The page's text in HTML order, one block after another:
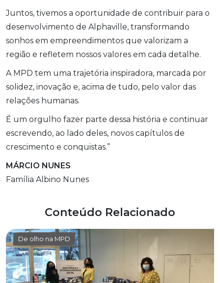
Juntos, tivemos a oportunidade de contribuir para o
desenvolvimento de Alphaville, transformando
sonhos em empreendimentos que valorizam a
região e refletem nossos valores em cada detalhe.
A MPD tem uma trajetória inspiradora, marcada por
solidez, inovação e, acima de tudo, pelo valor das
relações humanas.
É um orgulho fazer parte dessa história e continuar
escrevendo, ao lado deles, novos capítulos de
crescimento e conquistas.”
MÁRCIO NUNES
Família Albino Nunes
Conteúdo Relacionado
De olho na MPD